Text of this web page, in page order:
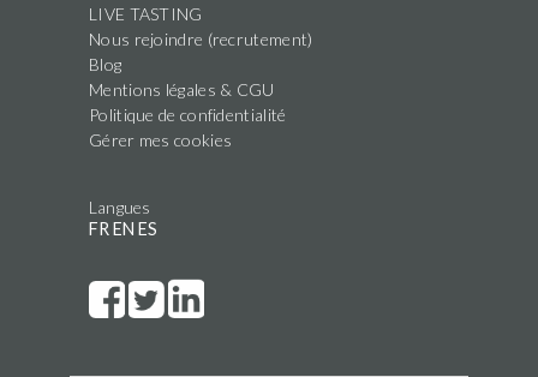
LIVE TASTING
Nous rejoindre (recrutement)
Blog
Mentions légales & CGU
Politique de confidentialité
Gérer mes cookies
Langues
FR EN ES